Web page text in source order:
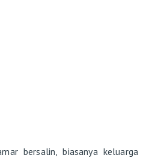
bersalin, biasanya keluarga